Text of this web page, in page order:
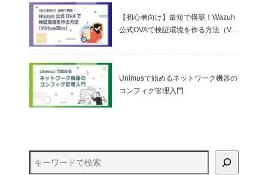
【初心者向け】最短で構築！Wazuh
公式OVAで検証環境を作る方法（Virt
Unimusで始めるネットワーク機器の
コンフィグ管理入門